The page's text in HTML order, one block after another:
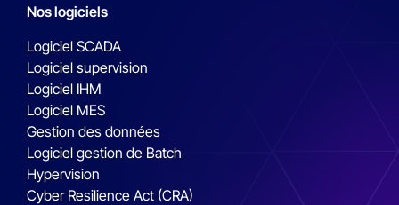
Nos logiciels
Logiciel SCADA
Logiciel supervision
Logiciel IHM
Logiciel MES
Gestion des données
Logiciel gestion de Batch
Hypervision
Cyber Resilience Act (CRA)